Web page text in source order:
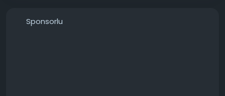
Sponsorlu